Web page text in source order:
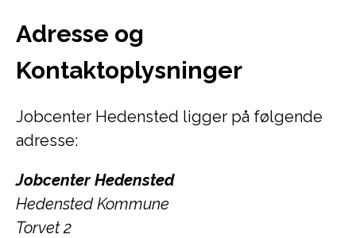
Adresse og
Kontaktoplysninger
Jobcenter Hedensted ligger på følgende
adresse:
Jobcenter Hedensted
Hedensted Kommune
Torvet 2